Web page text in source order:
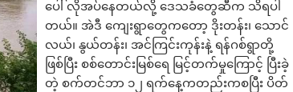
ပေါ် လိုအပ်နေတယ်လို့ ဒေသခံတွေဆီက သိရပါ
တယ်။ အဲဒီ ကျေးရွာတွေကတော့ ဒိုးတန်း၊ သောင်
လယ်၊ နွယ်တန်း၊ အင်ကြင်းကုန်းနဲ့ ရန်ဂစ်ရွာတို့
ဖြစ်ပြီး စစ်တောင်းမြစ်ရေ မြင့်တက်မှုကြောင့် ပြီးခဲ့
တဲ့ စက်တင်ဘာ ၁၂ ရက်နေ့ကတည်းကစပြီး ပိတ်